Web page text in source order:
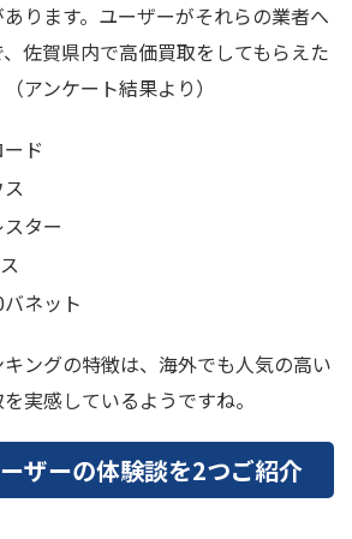
ります。ユーザーがそれらの業者へ
佐賀県内で高価買取をしてもらえた
アンケート結果より）
ド
ター
ネット
ングの特徴は、海外でも人気の高い
実感しているようですね。
ザーの体験談を2つご紹介